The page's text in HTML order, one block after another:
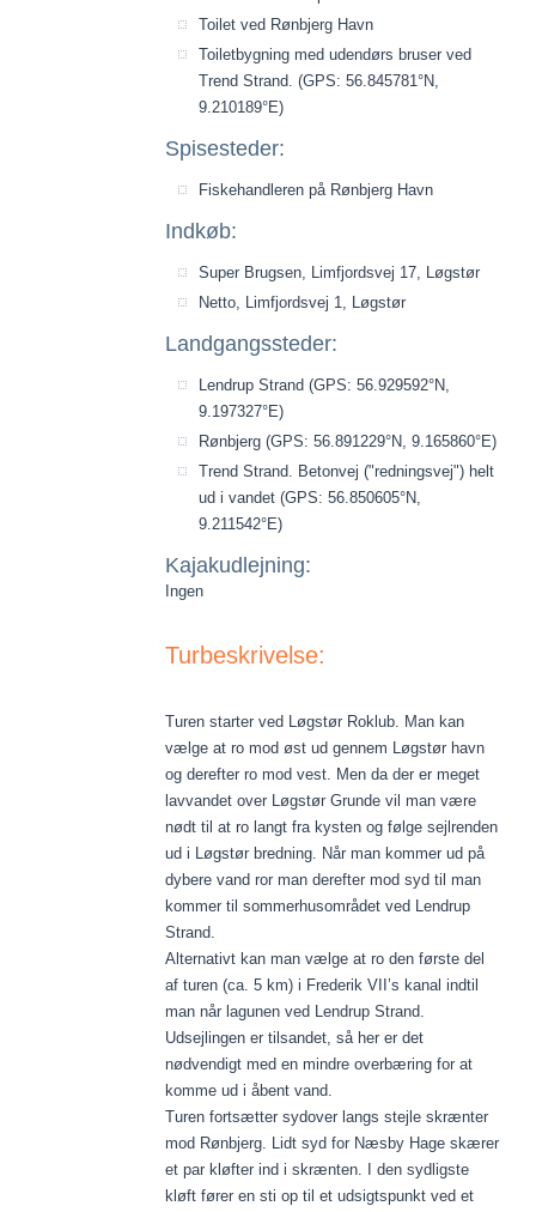
Toilet ved Rønbjerg Havn
Toiletbygning med udendørs bruser ved
Trend Strand. (GPS: 56.845781°N,
9.210189°E)
Spisesteder:
Fiskehandleren på Rønbjerg Havn
Indkøb:
Super Brugsen, Limfjordsvej 17, Løgstør
Netto, Limfjordsvej 1, Løgstør
Landgangssteder:
Lendrup Strand (GPS: 56.929592°N,
9.197327°E)
Rønbjerg (GPS: 56.891229°N, 9.165860°E)
Trend Strand. Betonvej ("redningsvej") helt
ud i vandet (GPS: 56.850605°N,
9.211542°E)
Kajakudlejning:
Ingen
Turbeskrivelse:
Turen starter ved Løgstør Roklub. Man kan
vælge at ro mod øst ud gennem Løgstør havn
og derefter ro mod vest. Men da der er meget
lavvandet over Løgstør Grunde vil man være
nødt til at ro langt fra kysten og følge sejlrenden
ud i Løgstør bredning. Når man kommer ud på
dybere vand ror man derefter mod syd til man
kommer til sommerhusområdet ved Lendrup
Strand.
Alternativt kan man vælge at ro den første del
af turen (ca. 5 km) i Frederik VII’s kanal indtil
man når lagunen ved Lendrup Strand.
Udsejlingen er tilsandet, så her er det
nødvendigt med en mindre overbæring for at
komme ud i åbent vand.
Turen fortsætter sydover langs stejle skrænter
mod Rønbjerg. Lidt syd for Næsby Hage skærer
et par kløfter ind i skrænten. I den sydligste
kløft fører en sti op til et udsigtspunkt ved et